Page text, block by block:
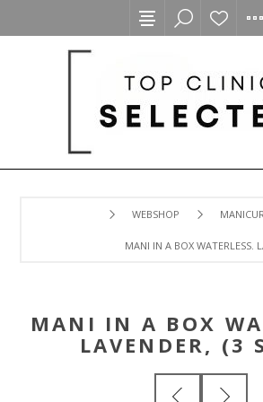
WEBSHOP
MANI IN A BOX WATERLESS.
MANI IN A BOX
LAVENDER, (3